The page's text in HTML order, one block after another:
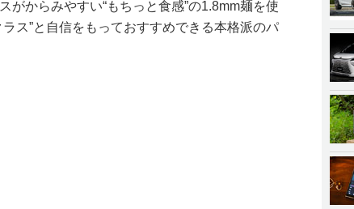
がからみやすい“もちっと食感”の1.8mm麺を使
ス”と自信をもっておすすめできる本格派のパ